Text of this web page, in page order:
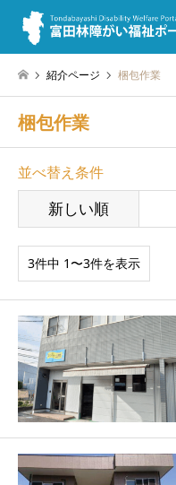
紹介ページ 梱包作業
梱包作業
並べ替え条件
新しい順
3件中 1〜3件を表示